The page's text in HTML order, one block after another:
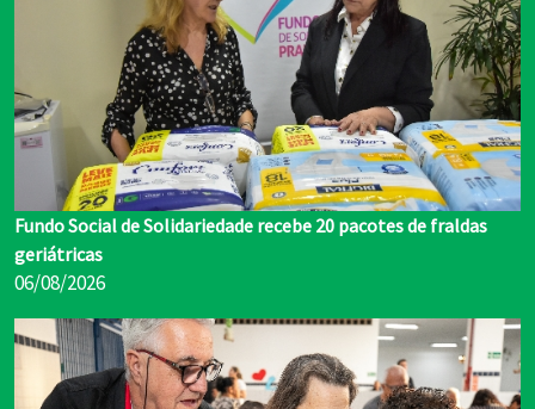
Fundo Social de Solidariedade recebe 20 pacotes de fraldas
geriátricas
06/08/2026